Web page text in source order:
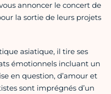
annoncer le concert de
la sortie de leurs projets
asiatique, il tire ses
émotionnels incluant un
en question, d’amour et
sont imprégnés d’un